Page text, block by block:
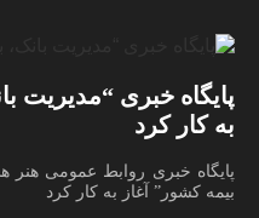
پایگاه خبری “مدیریت
به کار کرد
پایگاه خبری روابط عمومی هنر
بیمه کشور” آغاز به کار کرد